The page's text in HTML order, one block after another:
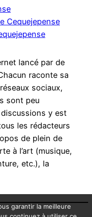
Cequejepense
lancé par de
raconte sa
sociaux,
sont peu
y est
les rédacteurs
de plein de
à l’art (musique,
etc.), la
garantir la meilleure